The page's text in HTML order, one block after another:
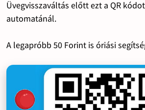
Üvegvisszaváltás előtt ezt a QR
automatánál.
A legapróbb 50 Forint is óriási